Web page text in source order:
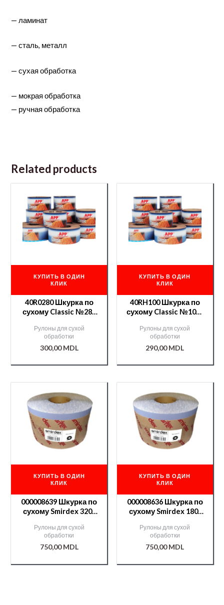
— ламинат
— сталь, металл
— сухая обработка
— мокрая обработка
— ручная обработка
Related products
КУПИТЬ В ОДИН
КЛИК
40R0280 Шкурка по
сухому Classic №280
Рулоны для сухой
обработки
300,00MDL
КУПИТЬ В ОДИН
КЛИК
40RH100 Шкурка по
сухому Classic №100-
Рулоны для сухой
обработки
290,00MDL
КУПИТЬ В ОДИН
КЛИК
000008639 Шкурка по
сухому Smirdex 320-
Рулоны для сухой
обработки
750,00MDL
КУПИТЬ В ОДИН
КЛИК
000008636 Шкурка по
сухому Smirdex 180-
Рулоны для сухой
обработки
750,00MDL